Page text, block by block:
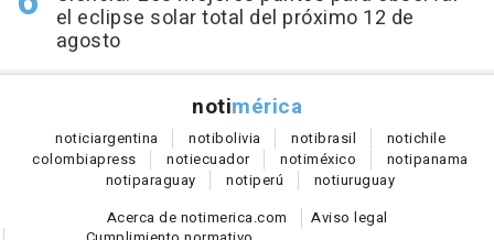
el eclipse solar total del próximo 12 de
agosto
notimérica
noticiargentina notibolivia notibrasil notichile
colombiapress notiecuador notiméxico notipanama
notiparaguay notiperú notiuruguay
Acerca de notimerica.com
Aviso legal